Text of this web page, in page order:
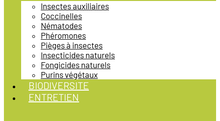
Insectes auxiliaires
Coccinelles
Nématodes
Phéromones
Pièges à insectes
Insecticides naturels
Fongicides naturels
Purins végétaux
BIODIVERSITE
ENTRETIEN